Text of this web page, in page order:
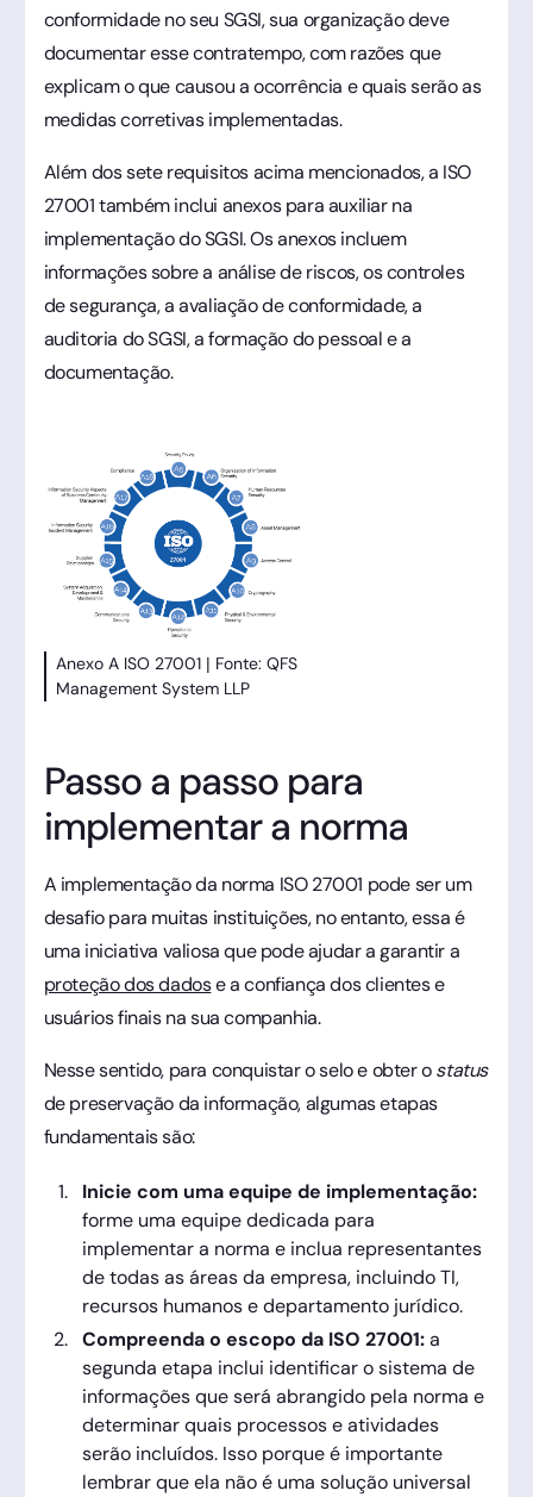
conformidade no seu SGSI, sua organização deve
documentar esse contratempo, com razões que
explicam o que causou a ocorrência e quais serão as
medidas corretivas implementadas.
Além dos sete requisitos acima mencionados, a ISO
27001 também inclui anexos para auxiliar na
implementação do SGSI. Os anexos incluem
informações sobre a análise de riscos, os controles
de segurança, a avaliação de conformidade, a
auditoria do SGSI, a formação do pessoal e a
documentação.
Anexo A ISO 27001 | Fonte: QFS
Management System LLP
Passo a passo para
implementar a norma
A implementação da norma ISO 27001 pode ser um
desafio para muitas instituições, no entanto, essa é
uma iniciativa valiosa que pode ajudar a garantir a
proteção dos dadose a confiança dos clientes e
usuários finais na sua companhia.
Nesse sentido, para conquistar o selo e obter ostatus
de preservação da informação, algumas etapas
fundamentais são:
Inicie com uma equipe de implementação:
forme uma equipe dedicada para
implementar a norma e inclua representantes
de todas as áreas da empresa, incluindo TI,
recursos humanos e departamento jurídico.
Compreenda o escopo da ISO 27001:a
segunda etapa inclui identificar o sistema de
informações que será abrangido pela norma e
determinar quais processos e atividades
serão incluídos. Isso porque é importante
lembrar que ela não é uma solução universal